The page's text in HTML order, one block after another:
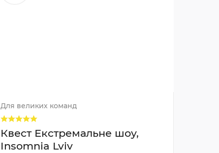
Для великих команд
Квест Екстремальне шоу,
Insomnia Lviv